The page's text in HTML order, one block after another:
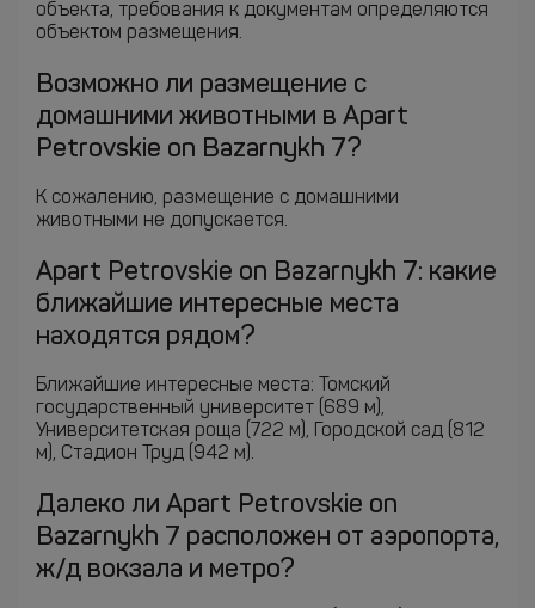
объекта, требования к документам определяются
объектом размещения.
Возможно ли размещение с
домашними животными в Apart
Petrovskie on Bazarnykh 7?
К сожалению, размещение с домашними
животными не допускается.
Apart Petrovskie on Bazarnykh 7: какие
ближайшие интересные места
находятся рядом?
Ближайшие интересные места: Томский
государственный университет (689 м),
Университетская роща (722 м), Городской сад (812
м), Стадион Труд (942 м).
Далеко ли Apart Petrovskie on
Bazarnykh 7 расположен от аэропорта,
ж/д вокзала и метро?